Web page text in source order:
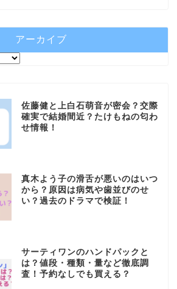
アーカイブ
佐藤健と上白石萌音が密会？交際
確実で結婚間近？たけもねの匂わ
せ情報！
真木よう子の滑舌が悪いのはいつ
から？原因は病気や歯並びのせ
い？過去のドラマで検証！
サーティワンのハンドパックと
は？値段・種類・量など徹底調
査！予約なしでも買える？